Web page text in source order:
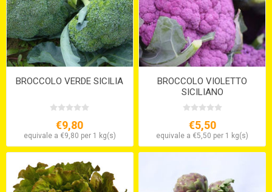
BROCCOLO VERDE SICILIA
€9,80
equivale a €9,80 per 1 kg(s)
BROCCOLO VIOLETTO
SICILIANO
€5,50
equivale a €5,50 per 1 kg(s)